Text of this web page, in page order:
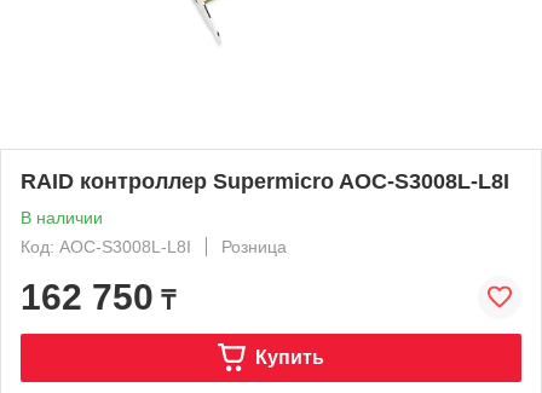
RAID контроллер Supermicro AOC-S3008L-L8I
В наличии
Код: AOC-S3008L-L8I
Розница
162 750 ₸
Купить